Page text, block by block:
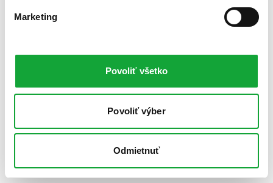
Marketing
Povoliť všetko
Povoliť výber
Odmietnuť